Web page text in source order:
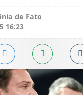
de Fato
16:23